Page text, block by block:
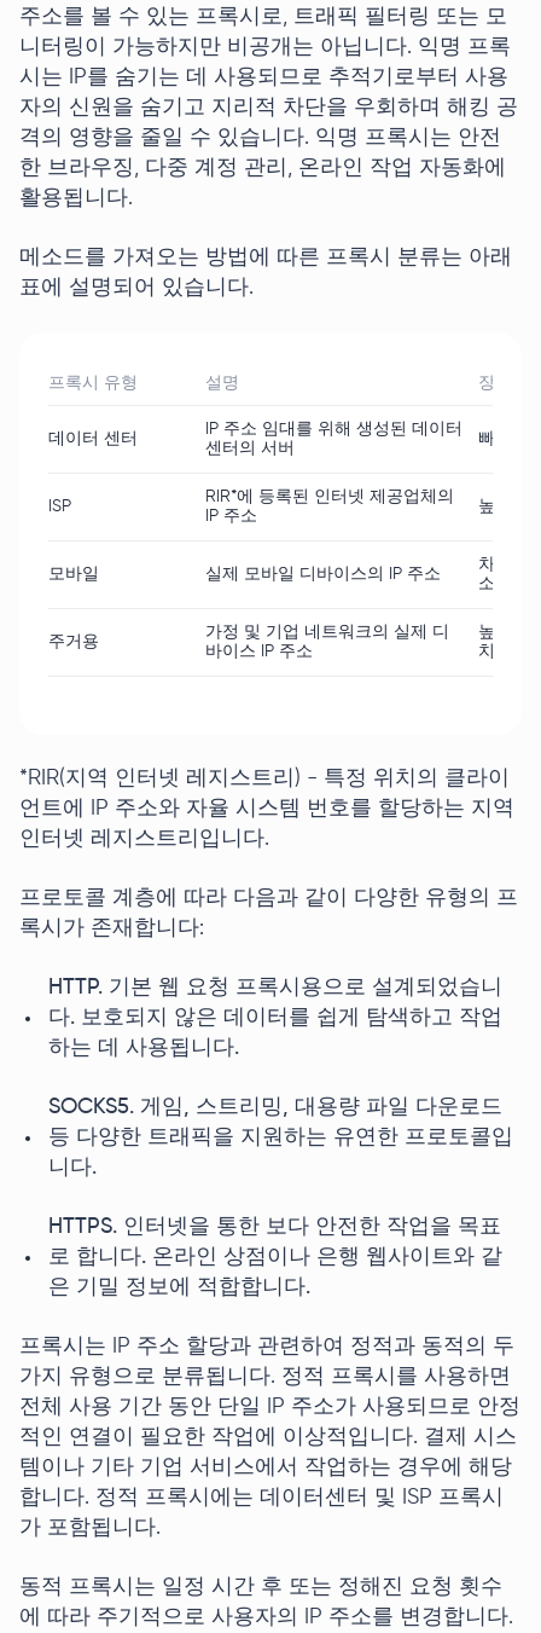
주소를 볼 수 있는 프록시로, 트래픽 필터링 또는 모
니터링이 가능하지만 비공개는 아닙니다. 익명 프록
시는 IP를 숨기는 데 사용되므로 추적기로부터 사용
자의 신원을 숨기고 지리적 차단을 우회하며 해킹 공
격의 영향을 줄일 수 있습니다. 익명 프록시는 안전
한 브라우징, 다중 계정 관리, 온라인 작업 자동화에
활용됩니다.
메소드를 가져오는 방법에 따른 프록시 분류는 아래
표에 설명되어 있습니다.
프록시 유형 설명 장점
데이터 센터
IP 주소 임대를 위해 생성된 데이터
센터의 서버
빠른 속
ISP
RIR*에 등록된 인터넷 제공업체의
IP 주소
높은 신
모바일 실제 모바일 디바이스의 IP 주소
차단 위
소 풀에
주거용
가정 및 기업 네트워크의 실제 디
바이스 IP 주소
높은 수
치 정보
*RIR(지역 인터넷 레지스트리) - 특정 위치의 클라이
언트에 IP 주소와 자율 시스템 번호를 할당하는 지역
인터넷 레지스트리입니다.
프로토콜 계층에 따라 다음과 같이 다양한 유형의 프
록시가 존재합니다:
HTTP. 기본 웹 요청 프록시용으로 설계되었습니
다. 보호되지 않은 데이터를 쉽게 탐색하고 작업
하는 데 사용됩니다.
SOCKS5. 게임, 스트리밍, 대용량 파일 다운로드
등 다양한 트래픽을 지원하는 유연한 프로토콜입
니다.
HTTPS. 인터넷을 통한 보다 안전한 작업을 목표
로 합니다. 온라인 상점이나 은행 웹사이트와 같
은 기밀 정보에 적합합니다.
프록시는 IP 주소 할당과 관련하여 정적과 동적의 두
가지 유형으로 분류됩니다. 정적 프록시를 사용하면
전체 사용 기간 동안 단일 IP 주소가 사용되므로 안정
적인 연결이 필요한 작업에 이상적입니다. 결제 시스
템이나 기타 기업 서비스에서 작업하는 경우에 해당
합니다. 정적 프록시에는 데이터센터 및 ISP 프록시
가 포함됩니다.
동적 프록시는 일정 시간 후 또는 정해진 요청 횟수
에 따라 주기적으로 사용자의 IP 주소를 변경합니다.